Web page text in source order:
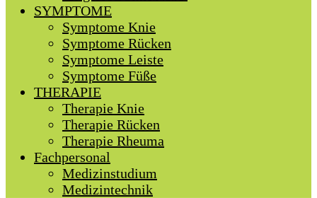
SYMPTOME
Symptome Knie
Symptome Rücken
Symptome Leiste
Symptome Füße
THERAPIE
Therapie Knie
Therapie Rücken
Therapie Rheuma
Fachpersonal
Medizinstudium
Medizintechnik